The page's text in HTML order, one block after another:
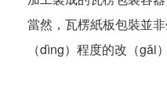
當然，瓦楞紙板包裝並
（dìng）程度的改（